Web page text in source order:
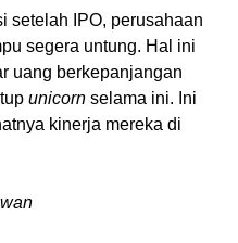
setelah IPO, perusahaan
segera untung. Hal ini
uang berkepanjangan
unicorn selama ini. Ini
kinerja mereka di